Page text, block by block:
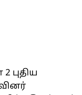
புதிய